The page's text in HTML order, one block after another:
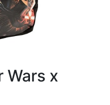
Wars x